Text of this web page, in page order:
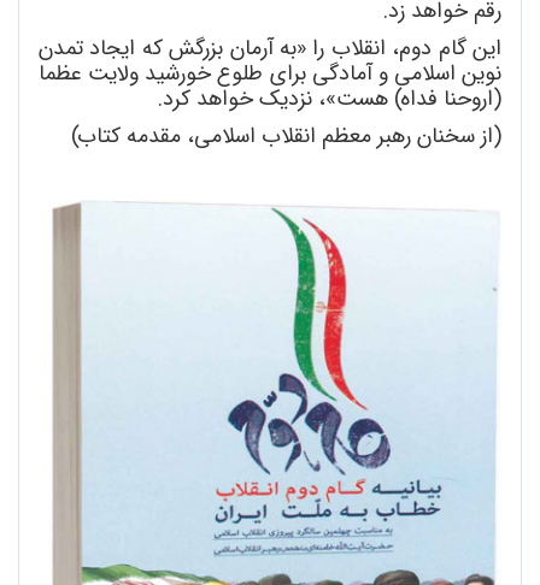
رقم خواهد زد.
این گام دوم، انقلاب را «به آرمان بزرگش که ایجاد تمدن
نوین اسلامی و آمادگی برای طلوع خورشید ولایت عظما
(اروحنا فداه) هست»، نزدیک خواهد کرد.
(از سخنان رهبر معظم انقلاب اسلامی، مقدمه کتاب)